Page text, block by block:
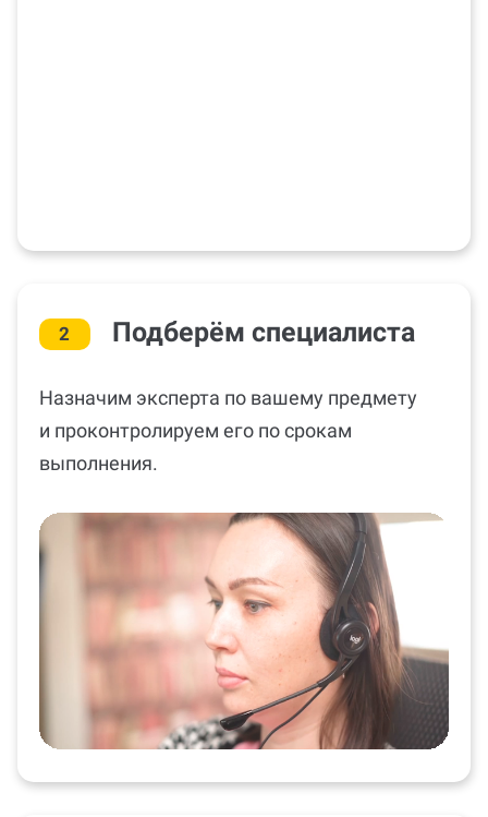
2 Подберём специалиста
Назначим эксперта по вашему предмету
и проконтролируем его по срокам
выполнения.